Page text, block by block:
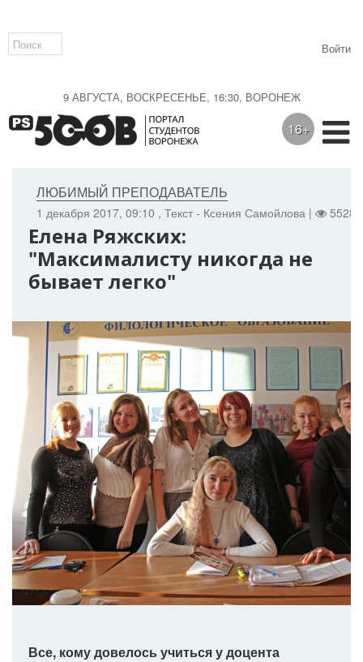
9 АВГУСТА, ВОСКРЕСЕНЬЕ, 16:30, ВОРОНЕЖ
Войти
16+
1 декабря 2017, 09:10 , Текст - Ксения Самойлова | 5528
ЛЮБИМЫЙ ПРЕПОДАВАТЕЛЬ
Елена Ряжских:
"Максималисту никогда не
бывает легко"
Все, кому довелось учиться у доцента